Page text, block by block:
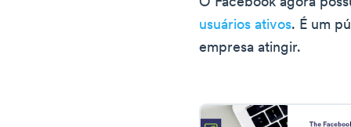
usuários ativos. É um
empresa atingir.